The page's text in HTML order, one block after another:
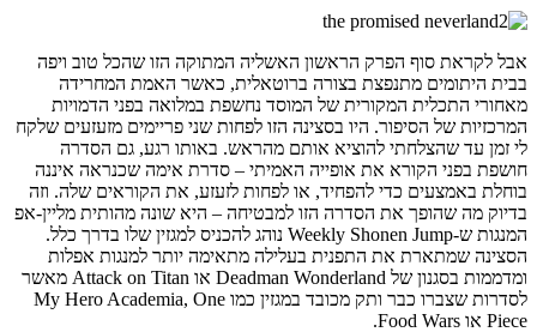
אבל לקראת סוף הפרק הראשון האשליה המתוקה הזו שהכל טוב ויפה
בבית היתומים מתנפצת בצורה ברוטאלית, כאשר האמת המחרידה
מאחורי התכלית המקורית של המוסד נחשפת במלואה בפני הדמויות
המרכזיות של הסיפור. היו בסצינה הזו לפחות שני פריימים מזעזעים שלקח
לי זמן עד שהצלחתי להוציא אותם מהראש. באותו רגע, גם הסדרה
חושפת בפני הקורא את אופייה האמיתי – סדרת אימה שכנראה איננה
בוחלת באמצעים כדי להפחיד, או לפחות לזעזע, את הקוראים שלה. וזה
בדיוק מה שהופך את הסדרה הזו למבטיחה – היא שונה מהותית מליין-אפ
המנגות ש-Weekly Shonen Jump נוהג להכניס למגזין שלו בדרך כלל.
הסצינה שמתארת את התפנית בעלילה מתאימה יותר למנגות אפלות
ומדממות בסגנון של Deadman Wonderland או Attack on Titan מאשר
לסדרות שצברו כבר ותק מכובד במגזין כמו My Hero Academia, One
Piece או Food Wars.